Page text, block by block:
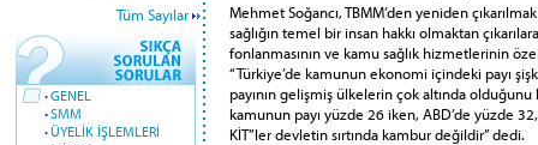
Tüm Sayılar
·GENEL
·SMM
·ÜYELİK İŞLEMLERİ
Mehmet Soğancı, TBMM’den yeniden
sağlığın temel bir insan hakkı olmaktan
fonlanmasının ve kamu sağlık hizmetlerinin
“Türkiye’de kamunun ekonomi içindeki payı
payının gelişmiş ülkelerin çok altında
kamunun payı yüzde 26 iken, ABD’de yüzde
KİT’’ler devletin sırtında kambur değildir” dedi.